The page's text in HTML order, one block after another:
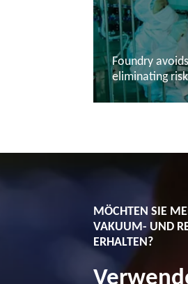
Foundry
eliminating
MÖCHTEN SIE
VAKUUM- UND
ERHALTEN?